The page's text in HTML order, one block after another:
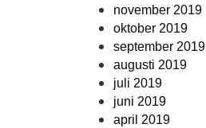
november 2019
oktober 2019
september 2019
augusti 2019
juli 2019
juni 2019
april 2019